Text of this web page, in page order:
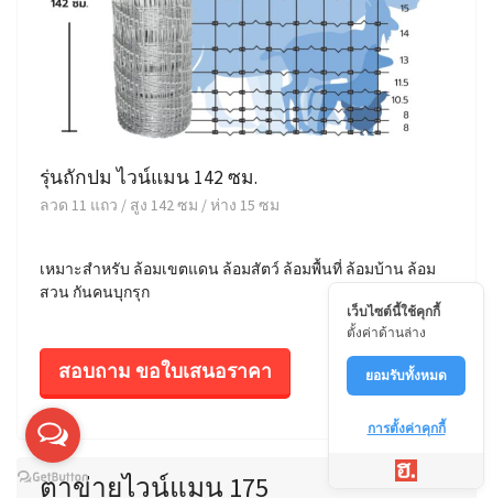
รุ่นถักปม ไวน์แมน 142 ซม.
ลวด 11 แถว / สูง 142 ซม / ห่าง 15 ซม
เหมาะสำหรับ ล้อมเขตแดน ล้อมสัตว์ ล้อมพื้นที่ ล้อมบ้าน ล้อม
สวน กันคนบุกรุก
สอบถาม ขอใบเสนอราคา
ตาข่ายไวน์แมน 175
เว็บไซต์นี้ใช้คุกกี้
ตั้งค่าด้านล่าง
ยอมรับทั้งหมด
การตั้งค่าคุกกี้